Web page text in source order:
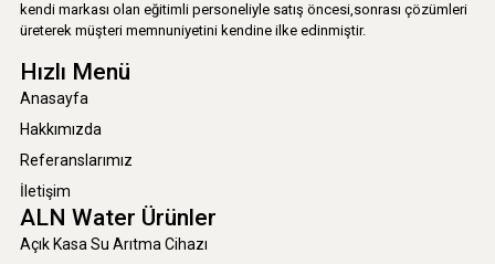
kendi markası olan eğitimli personeliyle satış öncesi,sonrası çözümleri
üreterek müşteri memnuniyetini kendine ilke edinmiştir.
Hızlı Menü
Anasayfa
Hakkımızda
Referanslarımız
İletişim
ALN Water Ürünler
Açık Kasa Su Arıtma Cihazı